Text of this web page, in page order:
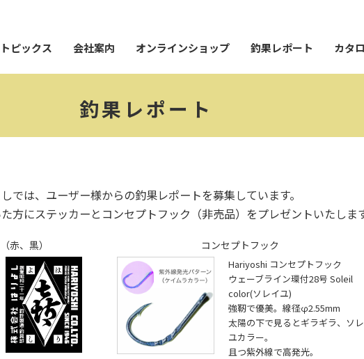
ピックス 会社案内 オンラインショップ 釣果レポート カタ
釣果レポート
では、ユーザー様からの釣果レポートを募集しています。
方にステッカーとコンセプトフック（非売品）をプレゼントいたします
赤、黒） コンセプトフック
Hariyoshi コンセプトフック
ウェーブライン環付28号 Soleil
color(ソレイユ)
強靭で優美。線径φ2.55mm
太陽の下で見るとギラギラ、ソ
ユカラー。
且つ紫外線で高発光。